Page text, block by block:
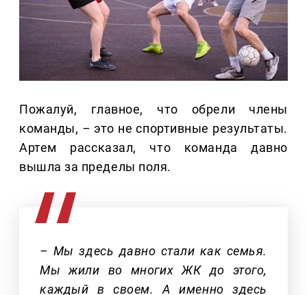
Пожалуй, главное, что обрели члены
команды, – это не спортивные результаты.
Артем рассказал, что команда давно
вышла за пределы поля.
– Мы здесь давно стали как семья.
Мы жили во многих ЖК до этого,
каждый в своем. А именно здесь